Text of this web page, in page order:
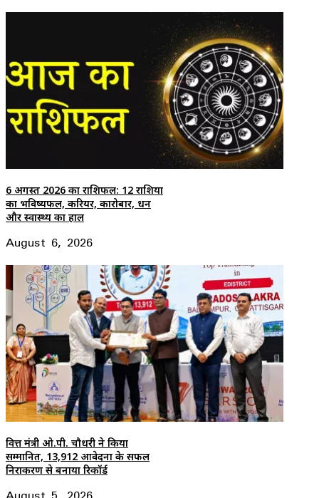
6 अगस्त 2026 का राशिफल: 12 राशियों
का भविष्यफल, करियर, कारोबार, धन
और स्वास्थ्य का हाल
August 6, 2026
वित्त मंत्री ओ.पी. चौधरी ने किया
सम्मानित, 13,912 आवेदनों के सफल
निराकरण से बनाया रिकॉर्ड